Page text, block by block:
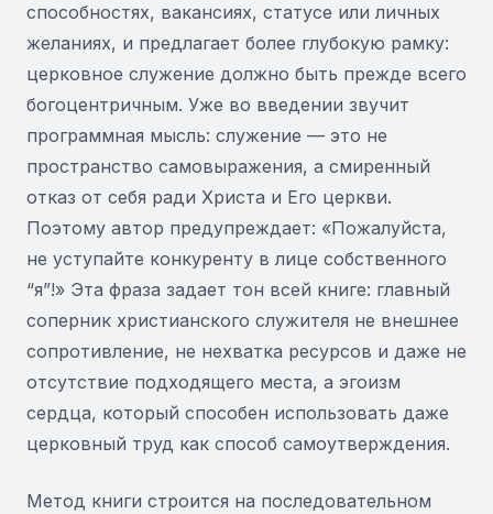
способностях, вакансиях, статусе или личных
желаниях, и предлагает более глубокую рамку:
церковное служение должно быть прежде всего
богоцентричным. Уже во введении звучит
программная мысль: служение — это не
пространство самовыражения, а смиренный
отказ от себя ради Христа и Его церкви.
Поэтому автор предупреждает: «Пожалуйста,
не уступайте конкуренту в лице собственного
“я”!» Эта фраза задает тон всей книге: главный
соперник христианского служителя не внешнее
сопротивление, не нехватка ресурсов и даже не
отсутствие подходящего места, а эгоизм
сердца, который способен использовать даже
церковный труд как способ самоутверждения.
Метод книги строится на последовательном